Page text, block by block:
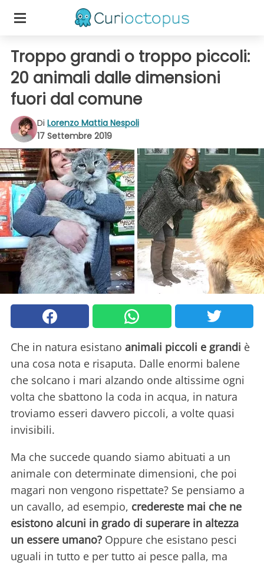
Troppo grandi o troppo piccoli:
20 animali dalle dimensioni
fuori dal comune
Di Lorenzo Mattia Nespoli
17 Settembre 2019
Che in natura esistano animali piccoli e grandi è
una cosa nota e risaputa. Dalle enormi balene
che solcano i mari alzando onde altissime ogni
volta che sbattono la coda in acqua, in natura
troviamo esseri davvero piccoli, a volte quasi
invisibili.
Ma che succede quando siamo abituati a un
animale con determinate dimensioni, che poi
magari non vengono rispettate? Se pensiamo a
un cavallo, ad esempio, credereste mai che ne
esistono alcuni in grado di superare in altezza
un essere umano? Oppure che esistano pesci
uguali in tutto e per tutto ai pesce palla, ma